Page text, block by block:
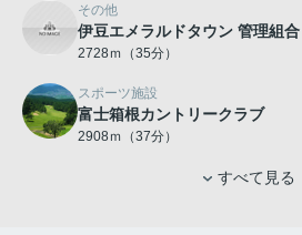
その他
伊豆エメラルドタウン 管理組合
2728ｍ（35分）
スポーツ施設
富士箱根カントリークラブ
2908ｍ（37分）
すべて見る